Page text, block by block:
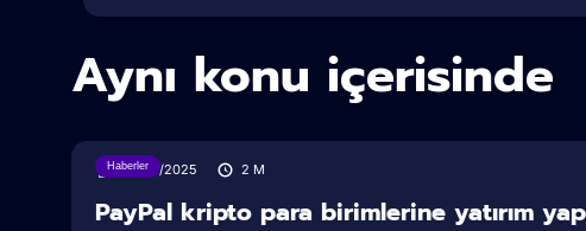
Aynı konu içerisinde
Haberler
30/07/2025 2 M
PayPal kripto para birimlerine yatırım